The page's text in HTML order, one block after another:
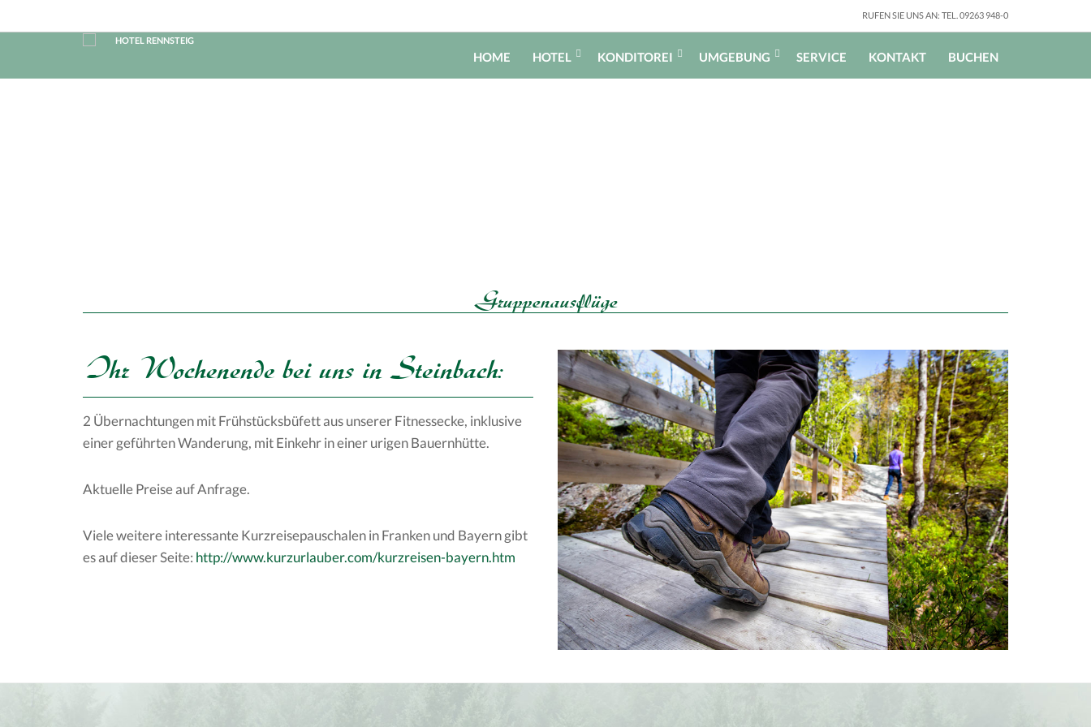
RUFEN SIE UNS AN: TEL. 09263 948-0
HOME HOTEL KONDITOREI UMGEBUNG SERVICE KONTAKT BUCHEN
Gruppenausflüge
Ihr Wochenende bei uns in Steinbach:
2 Übernachtungen mit Frühstücksbüfett aus unserer Fitnessecke, inklusive
einer geführten Wanderung, mit Einkehr in einer urigen Bauernhütte.
Aktuelle Preise auf Anfrage.
Viele weitere interessante Kurzreisepauschalen in Franken und Bayern gibt
es auf dieser Seite: http://www.kurzurlauber.com/kurzreisen-bayern.htm